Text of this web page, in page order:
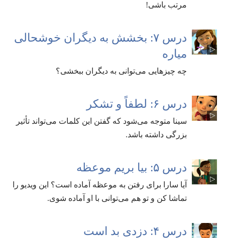
مرتب باشی!‏
درس ۷:‏ بخشش به دیگران خوشحالی
میاره
چه چیزهایی می‌توانی به دیگران ببخشی؟‏
درس ۶:‏ لطفاً و تشکر
سینا متوجه می‌شود که گفتن این کلمات می‌تواند تأثیر
بزرگی داشته باشد.‏
درس ۵:‏ بیا بریم موعظه
آیا سارا برای رفتن به موعظه آماده است؟‏ این ویدیو را
تماشا کن و تو هم می‌توانی با او آماده شوی.‏
درس ۴:‏ دزدی بد است